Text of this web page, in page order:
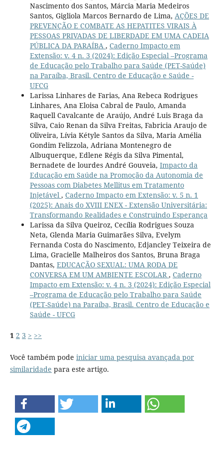
Nascimento dos Santos, Márcia Maria Medeiros
Santos, Gigliola Marcos Bernardo de Lima, AÇÕES DE
PREVENÇÃO E COMBATE AS HEPATITES VIRAIS À
PESSOAS PRIVADAS DE LIBERDADE EM UMA CADEIA
PÚBLICA DA PARAÍBA , Caderno Impacto em
Extensão: v. 4 n. 3 (2024): Edição Especial –Programa
de Educação pelo Trabalho para Saúde (PET-Saúde)
na Paraíba, Brasil. Centro de Educação e Saúde -
UFCG
Larissa Linhares de Farias, Ana Rebeca Rodrigues
Linhares, Ana Eloisa Cabral de Paulo, Amanda
Raquell Cavalcante de Araújo, André Luis Braga da
Silva, Caio Renan da Silva Freitas, Fabricia Araujo de
Oliveira, Lívia Kétyle Santos da Silva, Maria Amélia
Gondim Felizzola, Adriana Montenegro de
Albuquerque, Edlene Régis da Silva Pimental,
Bernadete de lourdes André Gouveia, Impacto da
Educação em Saúde na Promoção da Autonomia de
Pessoas com Diabetes Mellitus em Tratamento
Injetável , Caderno Impacto em Extensão: v. 5 n. 1
(2025): Anais do XVIII ENEX - Extensão Universitária:
Transformando Realidades e Construindo Esperança
Larissa da Silva Queiroz, Cecília Rodrigues Souza
Neta, Glenda Maria Guimarães Silva, Evelym
Fernanda Costa do Nascimento, Edjancley Teixeira de
Lima, Gracielle Malheiros dos Santos, Bruna Braga
Dantas, EDUCAÇÃO SEXUAL: UMA RODA DE
CONVERSA EM UM AMBIENTE ESCOLAR , Caderno
Impacto em Extensão: v. 4 n. 3 (2024): Edição Especial
–Programa de Educação pelo Trabalho para Saúde
(PET-Saúde) na Paraíba, Brasil. Centro de Educação e
Saúde - UFCG
1 2 3 > >>
Você também pode iniciar uma pesquisa avançada por
similaridade para este artigo.